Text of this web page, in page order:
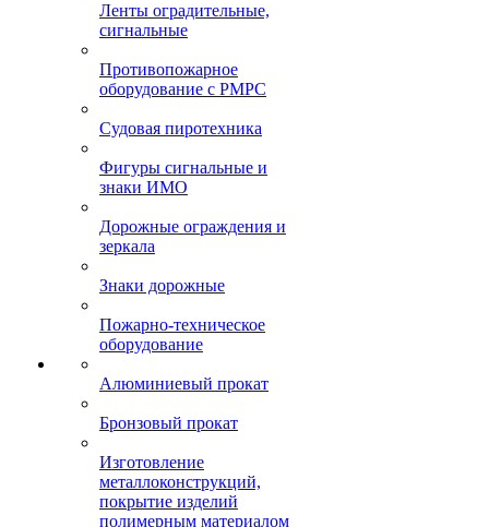
Ленты оградительные,
сигнальные
Противопожарное
оборудование с РМРС
Судовая пиротехника
Фигуры сигнальные и
знаки ИМО
Дорожные ограждения и
зеркала
Знаки дорожные
Пожарно-техническое
оборудование
Алюминиевый прокат
Бронзовый прокат
Изготовление
металлоконструкций,
покрытие изделий
полимерным материалом